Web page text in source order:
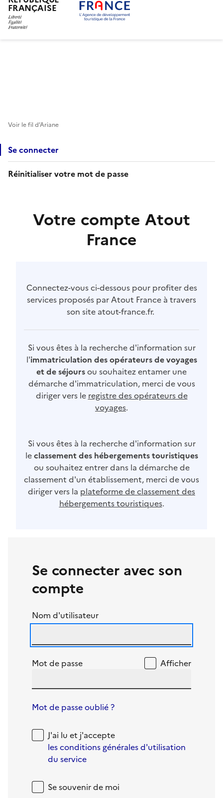
FRANÇAISE
Voir le fil d’Ariane
Se connecter
Réinitialiser votre mot de passe
Votre compte Atout
France
Connectez-vous ci-dessous pour profiter des
services proposés par Atout France à travers
son site atout-france.fr.
Si vous êtes à la recherche d'information sur
l'immatriculation des opérateurs de voyages
et de séjoursou souhaitez entamer une
démarche d'immatriculation, merci de vous
diriger vers le registre des opérateurs de
voyages.
Si vous êtes à la recherche d'information sur
leclassement des hébergements touristiques
ou souhaitez entrer dans la démarche de
classement d'un établissement, merci de vous
diriger vers la plateforme de classement des
hébergements touristiques.
Se connecter avec son
compte
Nom d'utilisateur
Mot de passe Afficher
Mot de passe oublié ?
J'ai lu et j'accepte
les conditions générales d'utilisation
du service
Se souvenir de moi